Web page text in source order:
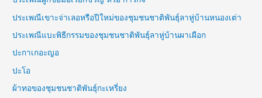
ประเพณีเขาะจ่าเลอหรือปีใหม่ของชุมชนชาติพันธุ์ลาหู่บ้านหนองเต่า
ประเพณีแบะพิธีกรรมของชุมชนชาติพันธุ์ลาหู่บ้านผาเผือก
ปะกาเกอะญอ
ปะโอ
ผ้าทอของชุมชนชาติพันธุ์กะเหรี่ยง